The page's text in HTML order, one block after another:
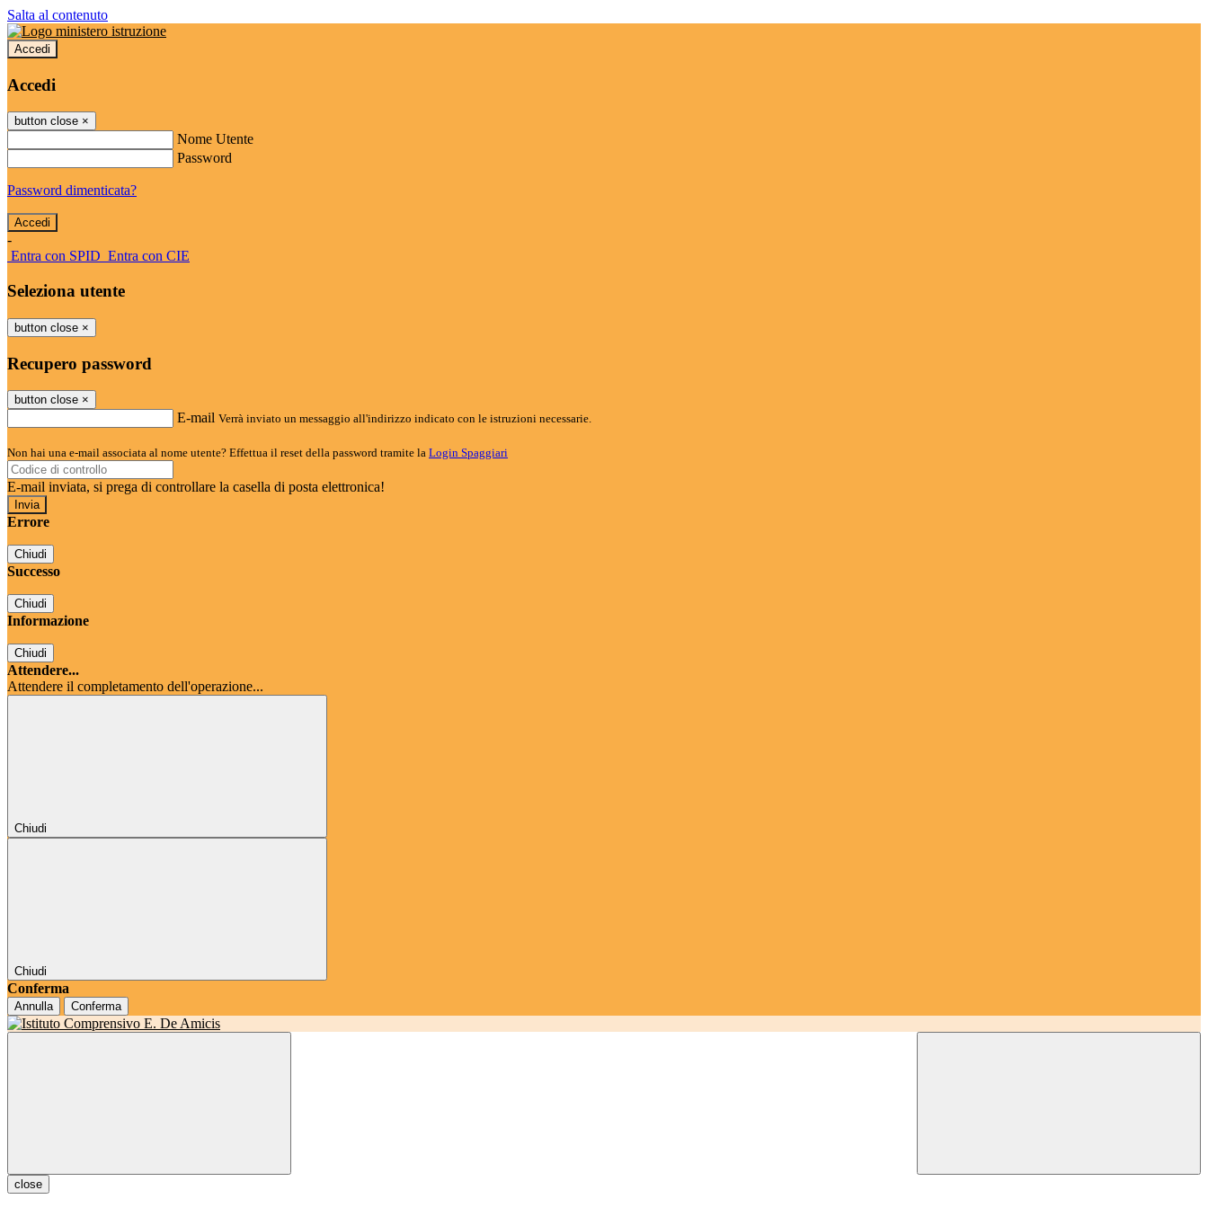
Salta al contenuto
Accedi
Accedi
button close ×
Nome Utente
Password
Password dimenticata?
-
Entra con SPID Entra con CIE
Seleziona utente
button close ×
Recupero password
button close ×
E-mail Verrà inviato un messaggio all'indirizzo indicato con le istruzioni necessarie.
Non hai una e-mail associata al nome utente? Effettua il reset della password tramite la Login Spaggiari
E-mail inviata, si prega di controllare la casella di posta elettronica!
Errore
Chiudi
Successo
Chiudi
Informazione
Chiudi
Attendere...
Attendere il completamento dell'operazione...
Chiudi
Chiudi
Conferma
Annulla Conferma
close